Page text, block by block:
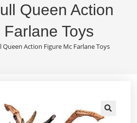
Queen Action
Toys
Queen Action Figure Mc Farlane Toys